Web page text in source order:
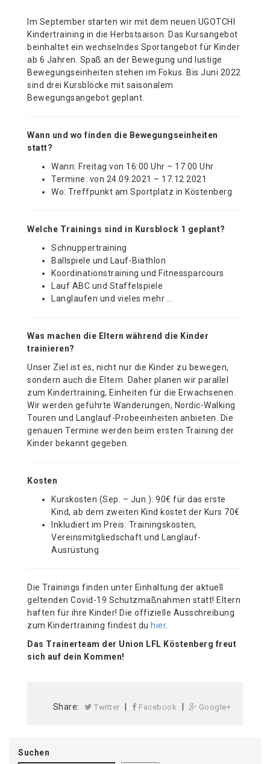
Im September starten wir mit dem neuen UGOTCHI
Kindertraining in die Herbstsaison. Das Kursangebot
beinhaltet ein wechselndes Sportangebot für Kinder
ab 6 Jahren. Spaß an der Bewegung und lustige
Bewegungseinheiten stehen im Fokus. Bis Juni 2022
sind drei Kursblöcke mit saisonalem
Bewegungsangebot geplant.
Wann und wo finden die Bewegungseinheiten
statt?
Wann: Freitag von 16:00 Uhr – 17:00 Uhr
Termine: von 24.09.2021 – 17.12.2021
Wo: Treffpunkt am Sportplatz in Köstenberg
Welche Trainings sind in Kursblock 1 geplant?
Schnuppertraining
Ballspiele und Lauf-Biathlon
Koordinationstraining und Fitnessparcours
Lauf ABC und Staffelspiele
Langlaufen und vieles mehr …
Was machen die Eltern während die Kinder
trainieren?
Unser Ziel ist es, nicht nur die Kinder zu bewegen,
sondern auch die Eltern. Daher planen wir parallel
zum Kindertraining, Einheiten für die Erwachsenen.
Wir werden geführte Wanderungen, Nordic-Walking
Touren und Langlauf-Probeeinheiten anbieten. Die
genauen Termine werden beim ersten Training der
Kinder bekannt gegeben.
Kosten
Kurskosten (Sep. – Jun.): 90€ für das erste
Kind, ab dem zweiten Kind kostet der Kurs 70€
Inkludiert im Preis: Trainingskosten,
Vereinsmitgliedschaft und Langlauf-
Ausrüstung
Die Trainings finden unter Einhaltung der aktuell
geltenden Covid-19 Schutzmaßnahmen statt! Eltern
haften für ihre Kinder! Die offizielle Ausschreibung
zum Kindertraining findest du hier.
Das Trainerteam der Union LFL Köstenberg freut
sich auf dein Kommen!
Share: Twitter Facebook Google+
Suchen